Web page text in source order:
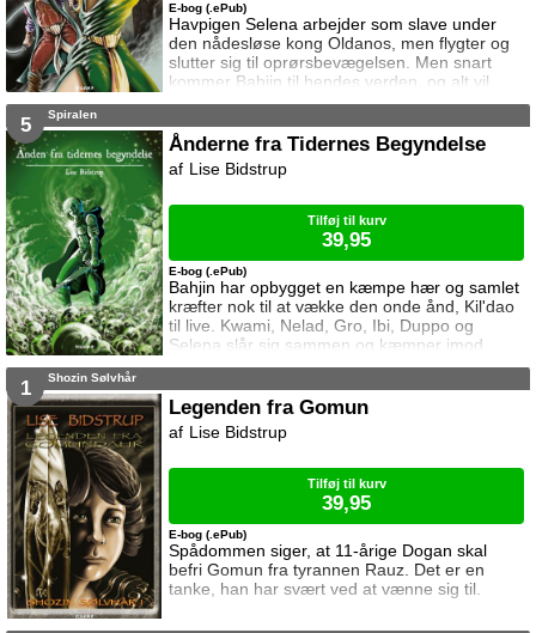
Havpigen Selena arbejder som slave under
den nådesløse kong Oldanos, men flygter og
slutter sig til oprørsbevægelsen. Men snart
kommer Bahjin til hendes verden, og alt vil
blive meget værre.
E-bog (.ePub)
5 Spiralen
Ånderne fra Tidernes Begyndelse
Bahjin har opbygget en kæmpe hær og samlet
kræfter nok til at vække den onde ånd, Kil'dao
til live. Kwami, Nelad, Gro, Ibi, Duppo og
Selena slår sig sammen og kæmper imod
Bahjins planer i et endegyldigt sidste slag.
E-bog (.ePub)
Lise Bidstrup
Tilføj til kurv
39,95
1 Shozin Sølvhår
Legenden fra Gomun
Spådommen siger, at 11-årige Dogan skal
befri Gomun fra tyrannen Rauz. Det er en
tanke, han har svært ved at vænne sig til.
E-bog (.ePub)
Lise Bidstrup
Tilføj til kurv
39,95